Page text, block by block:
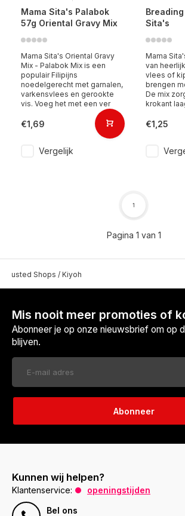
Mama Sita's Palabok
57g Oriental Gravy Mix
Mama Sita's Oriental Gravy
Mix - Palabok Mix is een
populair Filipijns
noedelgerecht met garnalen,
varkensvlees en gerookte
vis. Voeg het met een ver
€1,69
Vergelijk
Sita's
Mama
van
vlees of
brengen
De mix
krokant
€1,25
Pagina 1 van 1
1
Shops / Kiyoh
Mis nooit meer promoties of
Abonneer je op onze nieuwsbrief om op
blijven.
Abonneer
Kunnen wij helpen?
Klantenservice:
openingstijden
Bel ons